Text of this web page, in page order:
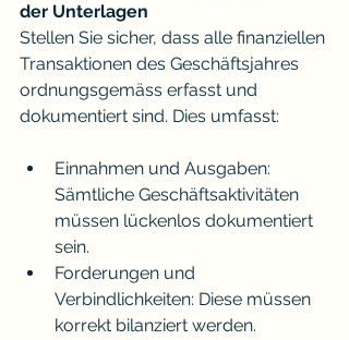
der Unterlagen
Stellen Sie sicher, dass alle finanziellen
Transaktionen des Geschäftsjahres
ordnungsgemäss erfasst und
dokumentiert sind. Dies umfasst:
Einnahmen und Ausgaben:
Sämtliche Geschäftsaktivitäten
müssen lückenlos dokumentiert
sein.
Forderungen und
Verbindlichkeiten: Diese müssen
korrekt bilanziert werden.